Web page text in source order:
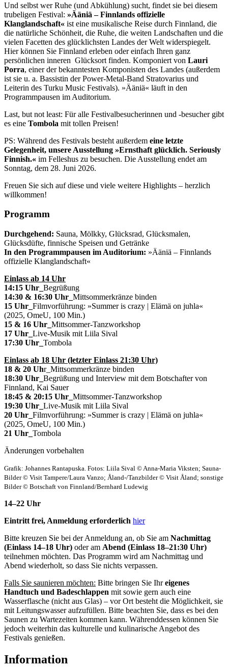
Und selbst wer Ruhe (und Abkühlung) sucht, findet sie bei diesem
trubeligen Festival: »Ääniä – Finnlands offizielle
Klanglandschaft« ist eine musikalische Reise durch Finnland, die
die natürliche Schönheit, die Ruhe, die weiten Landschaften und die
vielen Facetten des glücklichsten Landes der Welt widerspiegelt.
Hier können Sie Finnland erleben oder einfach Ihren ganz
persönlichen inneren Glücksort finden. Komponiert von Lauri
Porra, einer der bekanntesten Komponisten des Landes (außerdem
ist sie u. a. Bassistin der Power-Metal-Band Stratovarius und
Leiterin des Turku Music Festivals). »Ääniä« läuft in den
Programmpausen im Auditorium.
Last, but not least: Für alle Festivalbesucherinnen und -besucher gibt
es eine Tombola mit tollen Preisen!
PS: Während des Festivals besteht außerdem eine letzte
Gelegenheit, unsere Ausstellung »Ernsthaft glücklich. Seriously
Finnish.« im Felleshus zu besuchen. Die Ausstellung endet am
Sonntag, dem 28. Juni 2026.
Freuen Sie sich auf diese und viele weitere Highlights – herzlich
willkommen!
Programm
Durchgehend: Sauna, Mölkky, Glücksrad, Glücksmalen,
Glücksdüfte, finnische Speisen und Getränke
In den Programmpausen im Auditorium: »Ääniä – Finnlands
offizielle Klanglandschaft«
Einlass ab 14 Uhr
14:15 Uhr_ Begrüßung
14:30 & 16:30 Uhr_ Mittsommerkränze binden
15 Uhr_ Filmvorführung: »Summer is crazy | Elämä on juhla«
(2025, OmeU, 100 Min.)
15 & 16 Uhr_ Mittsommer-Tanzworkshop
17 Uhr_ Live-Musik mit Liila Sival
17:30 Uhr_ Tombola
Einlass ab 18 Uhr (letzter Einlass 21:30 Uhr)
18 & 20 Uhr_Mittsommerkränze binden
18:30 Uhr_ Begrüßung und Interview mit dem Botschafter von
Finnland, Kai Sauer
18:45 & 20:15 Uhr_ Mittsommer-Tanzworkshop
19:30 Uhr_ Live-Musik mit Liila Sival
20 Uhr_ Filmvorführung: »Summer is crazy | Elämä on juhla«
(2025, OmeU, 100 Min.)
21 Uhr_ Tombola
Änderungen vorbehalten
Grafik: Johannes Rantapuska. Fotos: Liila Sival © Anna-Maria Viksten; Sauna-
Bilder © Visit Tampere/Laura Vanzo; Åland-/Tanzbilder © Visit Åland; sonstige
Bilder © Botschaft von Finnland/Bernhard Ludewig
14–22 Uhr
Eintritt frei, Anmeldung erforderlich hier
Bitte kreuzen Sie bei der Anmeldung an, ob Sie am Nachmittag
(Einlass 14–18 Uhr) oder am Abend (Einlass 18–21:30 Uhr)
teilnehmen möchten. Das Programm wird am Nachmittag und
Abend wiederholt, so dass Sie nichts verpassen.
Falls Sie saunieren möchten: Bitte bringen Sie Ihreigenes
Handtuch und Badeschlappen mit sowie gern auch eine
Wasserflasche (nicht aus Glas) – vor Ort besteht die Möglichkeit, sie
mit Leitungswasser aufzufüllen. Bitte beachten Sie, dass es bei den
Saunen zu Wartezeiten kommen kann. Währenddessen können Sie
jedoch weiterhin das kulturelle und kulinarische Angebot des
Festivals genießen.
Information